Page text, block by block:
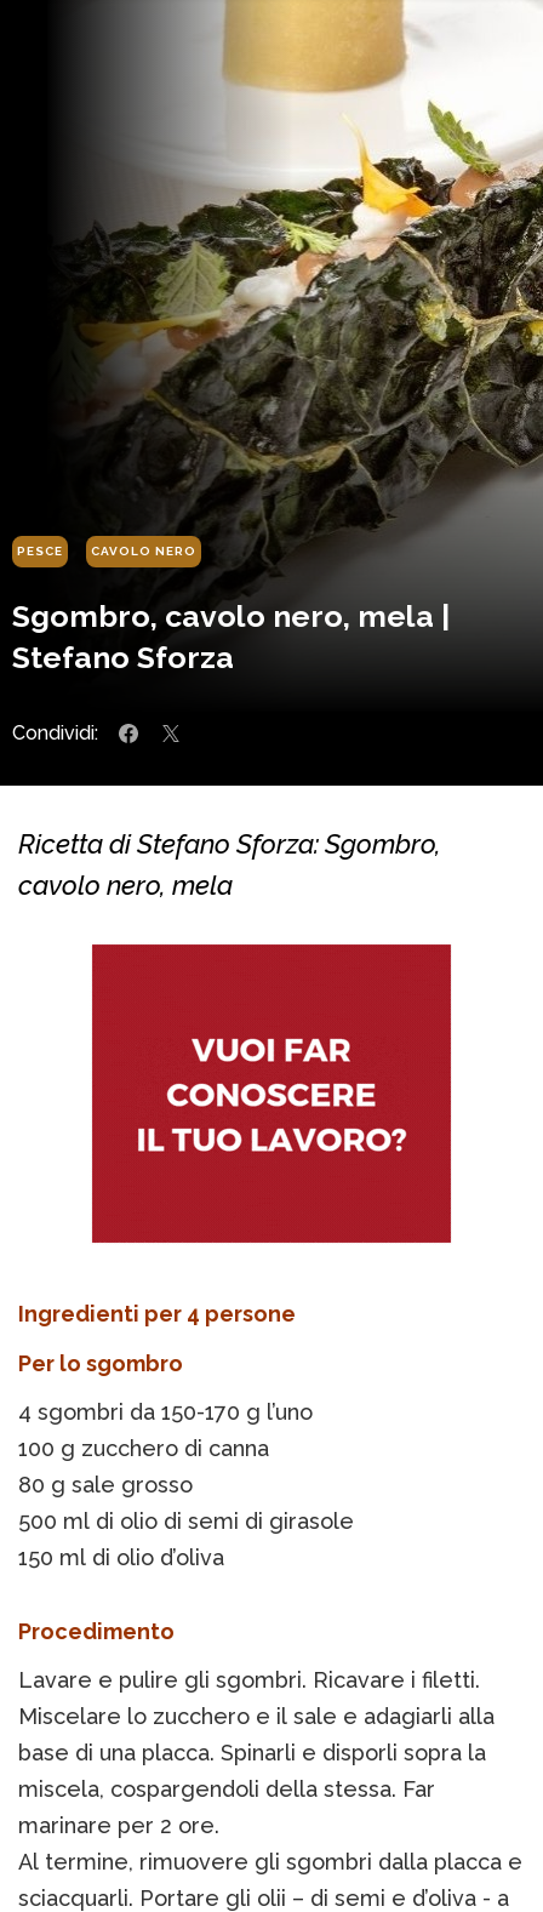
PESCE CAVOLO NERO
Sgombro, cavolo nero, mela |
Stefano Sforza
Condividi:
Ricetta di Stefano Sforza: Sgombro,
cavolo nero, mela
Ingredienti per 4 persone
Per lo sgombro
4 sgombri da 150-170 g l’uno
100 g zucchero di canna
80 g sale grosso
500 ml di olio di semi di girasole
150 ml di olio d’oliva
Procedimento
Lavare e pulire gli sgombri. Ricavare i filetti.
Miscelare lo zucchero e il sale e adagiarli alla
base di una placca. Spinarli e disporli sopra la
miscela, cospargendoli della stessa. Far
marinare per 2 ore.
Al termine, rimuovere gli sgombri dalla placca e
sciacquarli. Portare gli olii – di semi e d’oliva - a